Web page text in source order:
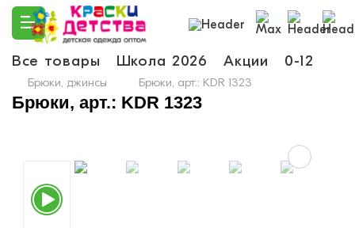
Все товары Школа 2026 Акции 0-12
Брюки, джинсы Брюки, арт.: KDR 1323
Брюки, арт.: KDR 1323